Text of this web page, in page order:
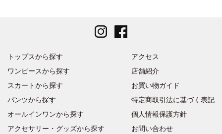
トップスから探す
ワンピースから探す
スカートから探す
パンツから探す
オールインワンから探す
アクセサリー・グッズから探す
アクセス
店舗紹介
お買い物ガイド
特定商取引法に基づく表記
個人情報保護方針
お問い合わせ